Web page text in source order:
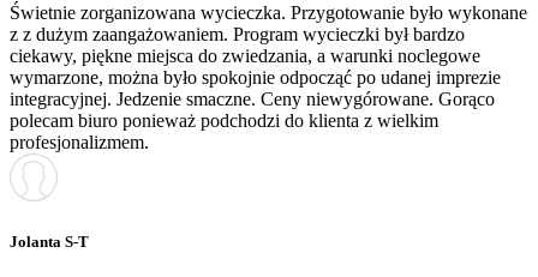
Świetnie zorganizowana wycieczka. Przygotowanie było wykonane
z z dużym zaangażowaniem. Program wycieczki był bardzo
ciekawy, piękne miejsca do zwiedzania, a warunki noclegowe
wymarzone, można było spokojnie odpocząć po udanej imprezie
integracyjnej. Jedzenie smaczne. Ceny niewygórowane. Gorąco
polecam biuro ponieważ podchodzi do klienta z wielkim
profesjonalizmem.
Jolanta S-T